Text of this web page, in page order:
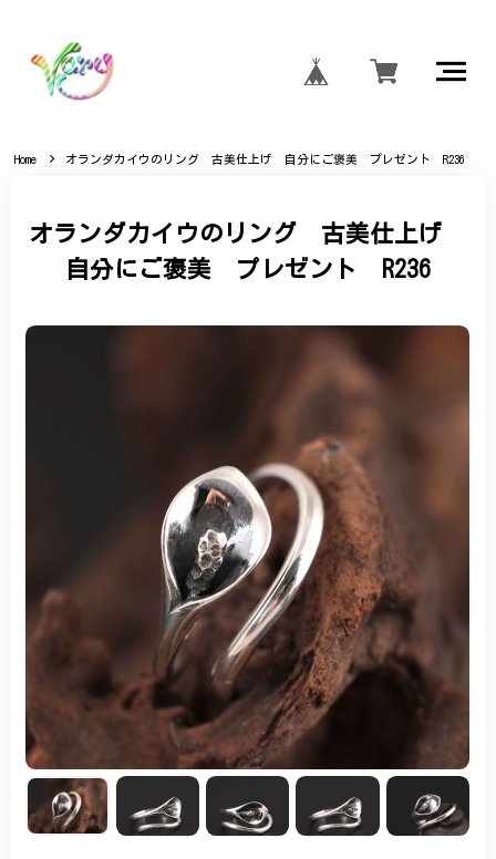
Home オランダカイウのリング 古美仕上げ 自分にご褒美 プレゼント R236
オランダカイウのリング 古美仕上げ
自分にご褒美 プレゼント R236